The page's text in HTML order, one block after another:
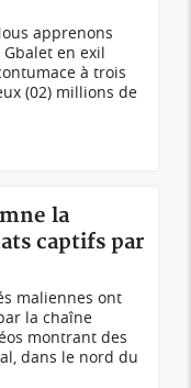
apprenons
en exil
à trois
(02) millions de
la
captifs par
maliennes ont
la chaîne
montrant des
dans le nord du